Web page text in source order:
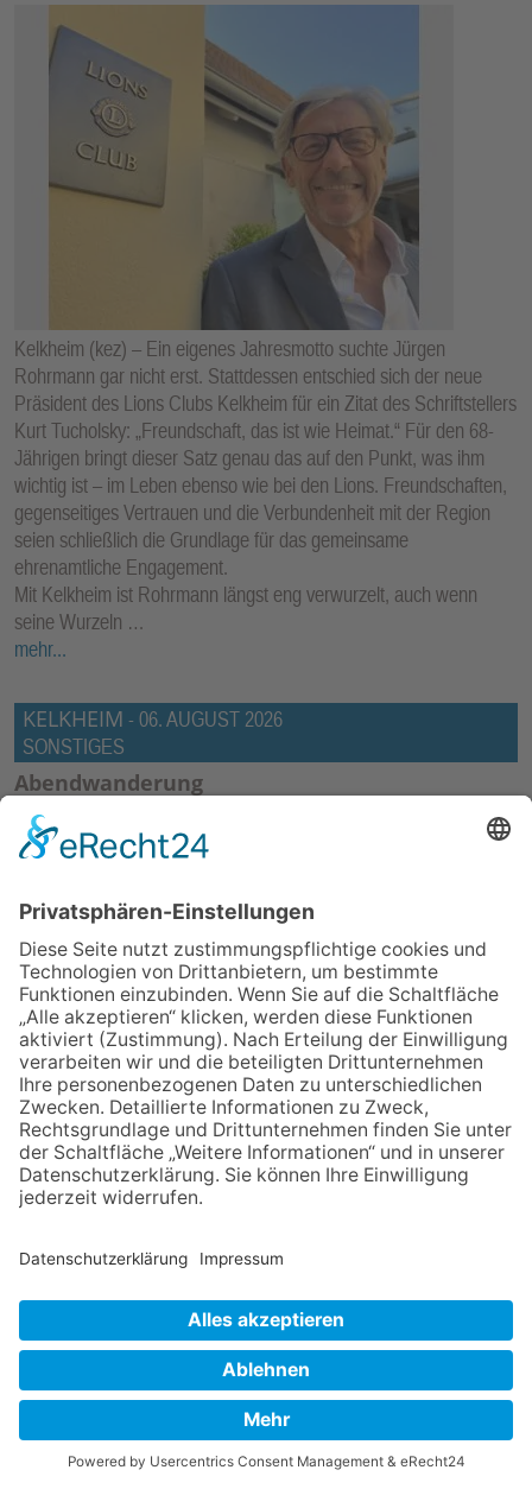
Kelkheim (kez) – Ein eigenes Jahresmotto suchte Jürgen
Rohrmann gar nicht erst. Stattdessen entschied sich der neue
Präsident des Lions Clubs Kelkheim für ein Zitat des Schriftstellers
Kurt Tucholsky: „Freundschaft, das ist wie Heimat.“ Für den 68-
Jährigen bringt dieser Satz genau das auf den Punkt, was ihm
wichtig ist – im Leben ebenso wie bei den Lions. Freundschaften,
gegenseitiges Vertrauen und die Verbundenheit mit der Region
seien schließlich die Grundlage für das gemeinsame
ehrenamtliche Engagement.
Mit Kelkheim ist Rohrmann längst eng verwurzelt, auch wenn
seine Wurzeln …
mehr...
KELKHEIM - 06. AUGUST 2026
SONSTIGES
Abendwanderung
Münster (kez) – Der Taunusklub Münster begibt sich am Freitag,
14. August, auf eine Abendwanderung. Abmarsch ist um 17 Uhr
Münster, weiter zum Wald und dann zur Viehweide. Sie ist circa
zehn Kilometer lang. Eine Einkehr ist geplant und Gäste sind
immer willkommen. Auskunft zur Wanderung unter Tel. 06195-
2621.
mehr...
KELKHEIM-30. JULI 2026
KULTUR
Wolken, Kunst und Kult-Porzellan: Max
Zimmermann begeistert in Hornau